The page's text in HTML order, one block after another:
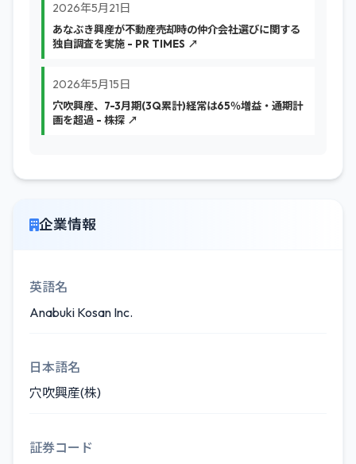
2026年5月21日
あなぶき興産が不動産売却時の仲介会社選びに関する
独自調査を実施 - PR TIMES ↗
2026年5月15日
穴吹興産、7-3月期(3Q累計)経常は65％増益・通期計
画を超過 - 株探 ↗
企業情報
英語名
Anabuki Kosan Inc.
日本語名
穴吹興産(株)
証券コード